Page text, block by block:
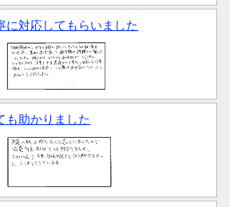
に対応してもらいました
も助かりました